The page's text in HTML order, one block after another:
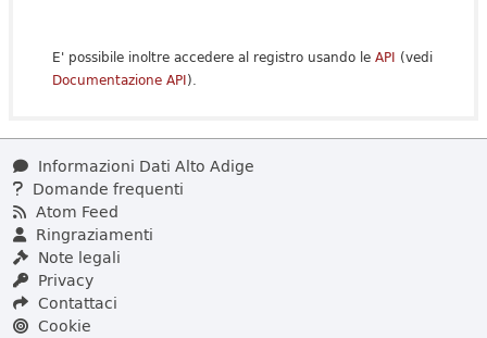
E' possibile inoltre accedere al registro usando le API (vedi
Documentazione API).
Informazioni Dati Alto Adige
Domande frequenti
Atom Feed
Ringraziamenti
Note legali
Privacy
Contattaci
Cookie